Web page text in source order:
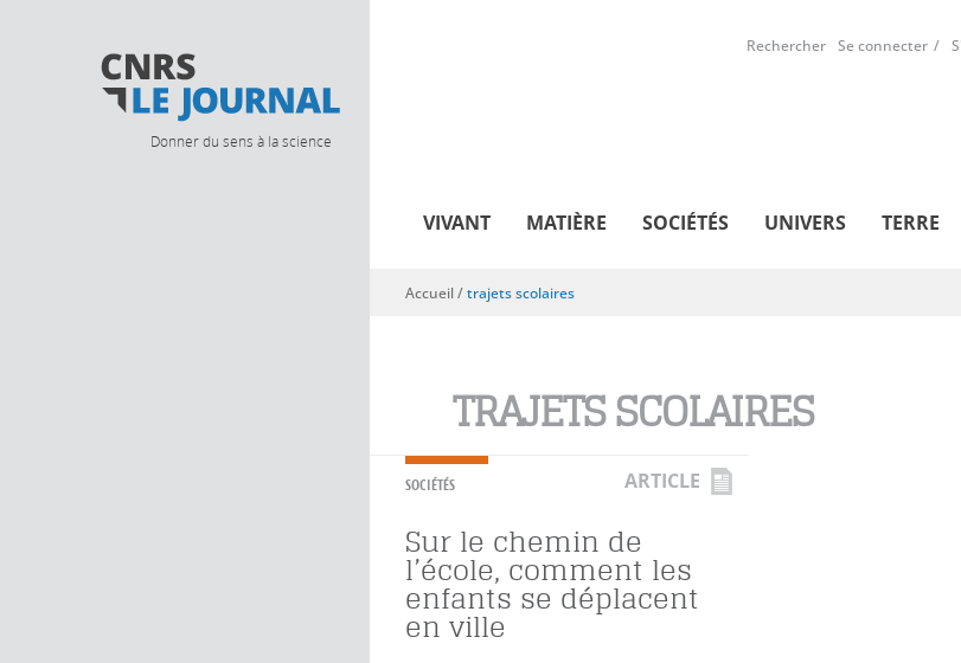
Donner du sens à la science
Rechercher Se connecter
VIVANT MATIÈRE SOCIÉTÉS UNIVERS TERRE
Vous êtes ici
Accueil/trajets scolaires
TRAJETS SCOLAIRES
SOCIÉTÉS ARTICLE
Sur le chemin de
l’école, comment les
enfants se déplacent
en ville